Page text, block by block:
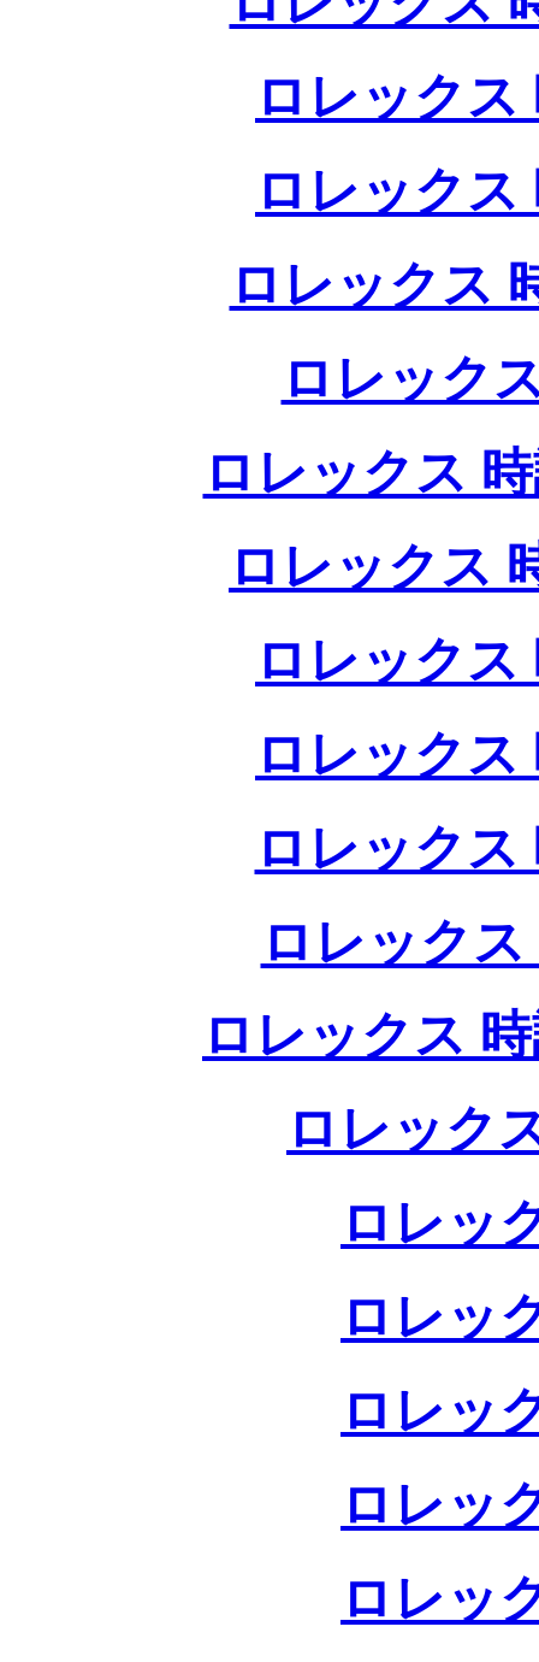
ロレックス
ロレックス
ロレックス
ロレック
ロレックス
ロレックス
ロレックス
ロレックス
ロレックス
ロレック
ロレックス
ロレック
ロレッ
ロレッ
ロレッ
ロレッ
ロレッ